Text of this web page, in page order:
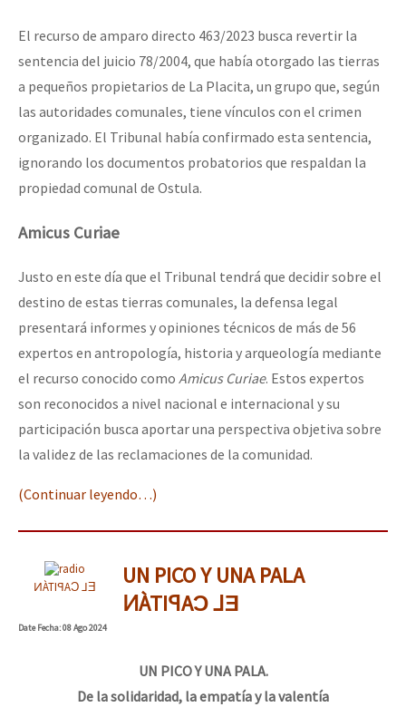
El recurso de amparo directo 463/2023 busca revertir la
sentencia del juicio 78/2004, que había otorgado las tierras
a pequeños propietarios de La Placita, un grupo que, según
las autoridades comunales, tiene vínculos con el crimen
organizado. El Tribunal había confirmado esta sentencia,
ignorando los documentos probatorios que respaldan la
propiedad comunal de Ostula.
Amicus Curiae
Justo en este día que el Tribunal tendrá que decidir sobre el
destino de estas tierras comunales, la defensa legal
presentará informes y opiniones técnicos de más de 56
expertos en antropología, historia y arqueología mediante
el recurso conocido como Amicus Curiae. Estos expertos
son reconocidos a nivel nacional e internacional y su
participación busca aportar una perspectiva objetiva sobre
la validez de las reclamaciones de la comunidad.
(Continuar leyendo…)
ͶÀTIꟼAƆ ⅃Ǝ
UN PICO Y UNA PALA
ͶÀTIꟼAƆ ⅃Ǝ
DateFecha: 08 Ago 2024
UN PICO Y UNA PALA.
De la solidaridad, la empatía y la valentía